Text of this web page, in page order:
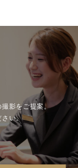
影をご提案。
さい。